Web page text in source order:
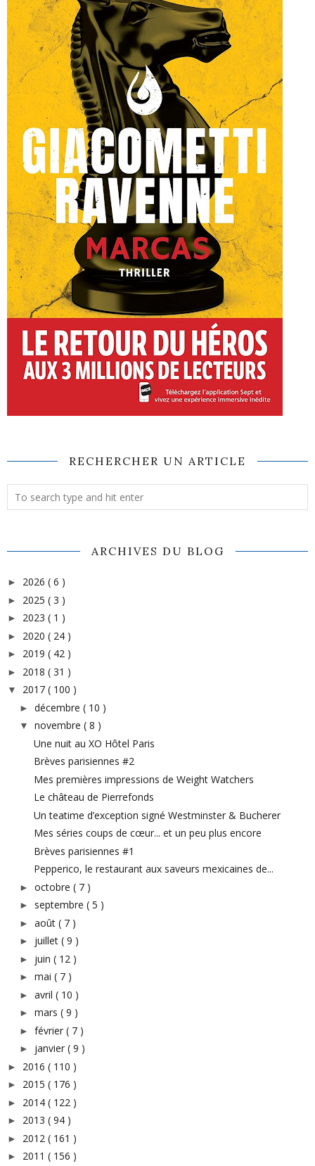
RECHERCHER UN ARTICLE
ARCHIVES DU BLOG
► 2026 ( 6 )
► 2025 ( 3 )
► 2023 ( 1 )
► 2020 ( 24 )
► 2019 ( 42 )
► 2018 ( 31 )
▼ 2017 ( 100 )
► décembre ( 10 )
▼ novembre ( 8 )
Une nuit au XO Hôtel Paris
Brèves parisiennes #2
Mes premières impressions de Weight Watchers
Le château de Pierrefonds
Un teatime d’exception signé Westminster & Bucherer
Mes séries coups de cœur... et un peu plus encore
Brèves parisiennes #1
Pepperico, le restaurant aux saveurs mexicaines de...
► octobre ( 7 )
► septembre ( 5 )
► août ( 7 )
► juillet ( 9 )
► juin ( 12 )
► mai ( 7 )
► avril ( 10 )
► mars ( 9 )
► février ( 7 )
► janvier ( 9 )
► 2016 ( 110 )
► 2015 ( 176 )
► 2014 ( 122 )
► 2013 ( 94 )
► 2012 ( 161 )
► 2011 ( 156 )